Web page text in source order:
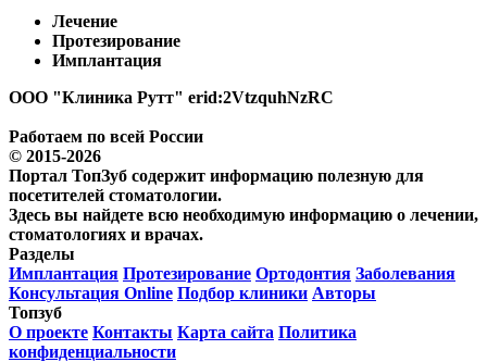
Лечение
Протезирование
Имплантация
ООО "Клиника Рутт" erid:2VtzquhNzRC
Работаем по всей России
© 2015-2026
Портал ТопЗуб содержит информацию полезную для
посетителей стоматологии.
Здесь вы найдете всю необходимую информацию о лечении,
стоматологиях и врачах.
Разделы
Имплантация Протезирование Ортодонтия Заболевания
Консультация Online Подбор клиники Авторы
Топзуб
О проекте Контакты Карта сайта Политика
конфиденциальности